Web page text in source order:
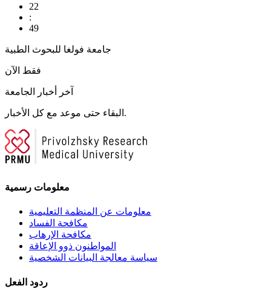
22
:
49
جامعة فولغا للبحوث الطبية
فقط الآن
آخر أخبار الجامعة
البقاء حتى موعد مع كل الأخبار.
معلومات رسمية
معلومات عن المنظمة التعليمية
مكافحة الفساد
مكافحة الإرهاب
المواطنون ذوو الإعاقة
سياسة معالجة البيانات الشخصية
ردود الفعل